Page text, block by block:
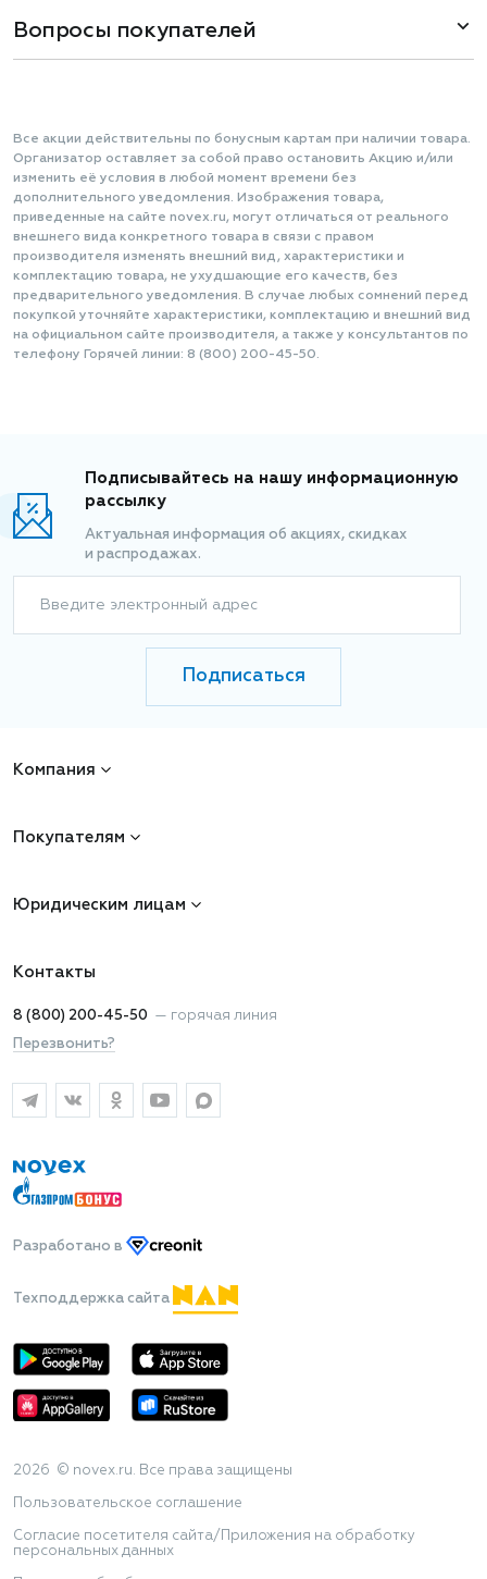
Вопросы покупателей
Все акции действительны по бонусным картам при наличии товара.
Организатор оставляет за собой право остановить Акцию и/или
изменить её условия в любой момент времени без
дополнительного уведомления. Изображения товара,
приведенные на сайте novex.ru, могут отличаться от реального
внешнего вида конкретного товара в связи с правом
производителя изменять внешний вид, характеристики и
комплектацию товара, не ухудшающие его качеств, без
предварительного уведомления. В случае любых сомнений перед
покупкой уточняйте характеристики, комплектацию и внешний вид
на официальном сайте производителя, а также у консультантов по
телефону Горячей линии: 8 (800) 200-45-50.
Подписывайтесь на нашу информационную
рассылку
Актуальная информация об акциях, скидках
и распродажах.
Введите электронный адрес
Подписаться
Компания
Покупателям
Юридическим лицам
Контакты
8 (800) 200-45-50 — горячая линия
Перезвонить?
Разработано в
Техподдержка сайта
2026 © novex.ru. Все права защищены
Пользовательское соглашение
Согласие посетителя сайта/Приложения на обработку
персональных данных